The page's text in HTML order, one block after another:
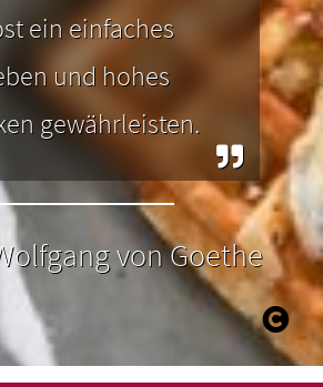
ein einfaches
und hohes
gewährleisten.
von Goethe